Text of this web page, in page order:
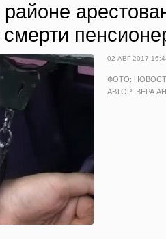
02 АВГ 2017
ФОТО:
АВТОР: ВЕРА